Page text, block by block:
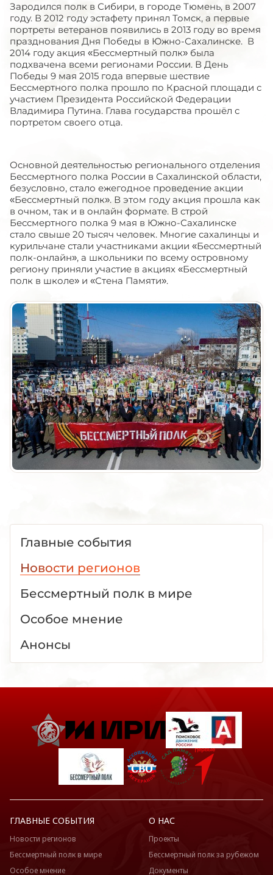
Зародился полк в Сибири, в городе Тюмень, в 2007
году. В 2012 году эстафету принял Томск, а первые
портреты ветеранов появились в 2013 году во время
празднования Дня Победы в Южно-Сахалинске. В
2014 году акция «Бессмертный полк» была
подхвачена всеми регионами России. В День
Победы 9 мая 2015 года впервые шествие
Бессмертного полка прошло по Красной ​площади с
участием Президента Российской Федерации
Владимира Путина. Глава государства прошёл с
портретом своего отца.
Основной деятельностью регионального отделения
Бессмертного полка России в Сахалинской области,
безусловно, стало ежегодное проведение акции
«Бессмертный полк». В этом году акция прошла как
в очном, так и в онлайн формате. В строй
Бессмертного полка 9 мая в Южно-Сахалинске
стало свыше 20 тысяч человек. Многие сахалинцы и
курильчане стали участниками акции «Бессмертный
полк-онлайн», а школьники по всему островному
региону приняли участие в акциях «Бессмертный
полк в школе» и «Стена Памяти».
Главные события
Новости регионов
Бессмертный полк в мире
Особое мнение
Анонсы
ГЛАВНЫЕ СОБЫТИЯ
Новости регионов
Бессмертный полк в мире
Особое мнение
О НАС
Проекты
Бессмертный полк за рубежом
Документы